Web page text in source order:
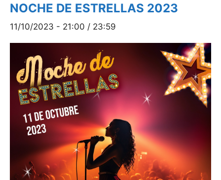
NOCHE DE ESTRELLAS 2023
11/10/2023 - 21:00 / 23:59